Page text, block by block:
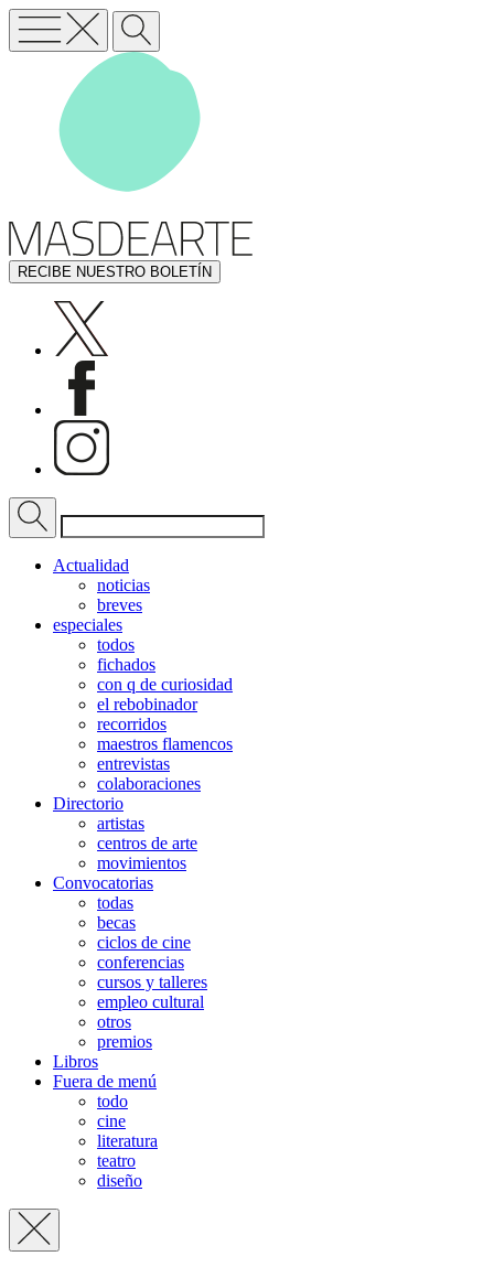
RECIBE NUESTRO BOLETÍN
Actualidad
noticias
breves
especiales
todos
fichados
con q de curiosidad
el rebobinador
recorridos
maestros flamencos
entrevistas
colaboraciones
Directorio
artistas
centros de arte
movimientos
Convocatorias
todas
becas
ciclos de cine
conferencias
cursos y talleres
empleo cultural
otros
premios
Libros
Fuera de menú
todo
cine
literatura
teatro
diseño